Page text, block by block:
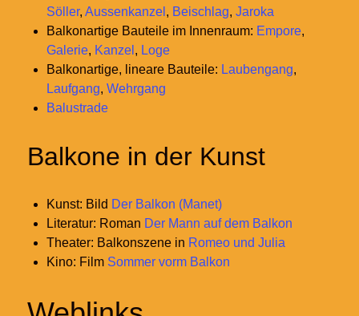
Söller, Aussenkanzel , Beischlag, Jaroka
Balkonartige Bauteile im Innenraum: Empore,
Galerie, Kanzel , Loge
Balkonartige, lineare Bauteile: Laubengang,
Laufgang, Wehrgang
Balustrade
Balkone in der Kunst
Kunst: Bild Der Balkon (Manet)
Literatur: Roman Der Mann auf dem Balkon
Theater: Balkonszene in Romeo und Julia
Kino: Film Sommer vorm Balkon